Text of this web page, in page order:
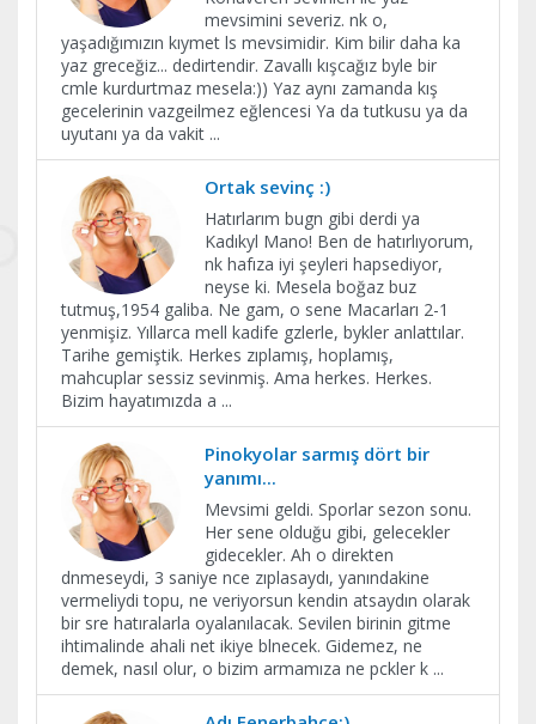
mevsimini severiz. nk o,
yaşadığımızın kıymet ls mevsimidir. Kim bilir daha ka
yaz greceğiz... dedirtendir. Zavallı kışcağız byle bir
cmle kurdurtmaz mesela:)) Yaz aynı zamanda kış
gecelerinin vazgeilmez eğlencesi Ya da tutkusu ya da
uyutanı ya da vakit ...
Ortak sevinç :)
Hatırlarım bugn gibi derdi ya
Kadıkyl Mano! Ben de hatırlıyorum,
nk hafıza iyi şeyleri hapsediyor,
neyse ki. Mesela boğaz buz
tutmuş,1954 galiba. Ne gam, o sene Macarları 2-1
yenmişiz. Yıllarca mell kadife gzlerle, bykler anlattılar.
Tarihe gemiştik. Herkes zıplamış, hoplamış,
mahcuplar sessiz sevinmiş. Ama herkes. Herkes.
Bizim hayatımızda a ...
Pinokyolar sarmış dört bir
yanımı...
Mevsimi geldi. Sporlar sezon sonu.
Her sene olduğu gibi, gelecekler
gidecekler. Ah o direkten
dnmeseydi, 3 saniye nce zıplasaydı, yanındakine
vermeliydi topu, ne veriyorsun kendin atsaydın olarak
bir sre hatıralarla oyalanılacak. Sevilen birinin gitme
ihtimalinde ahali net ikiye blnecek. Gidemez, ne
demek, nasıl olur, o bizim armamıza ne pckler k ...